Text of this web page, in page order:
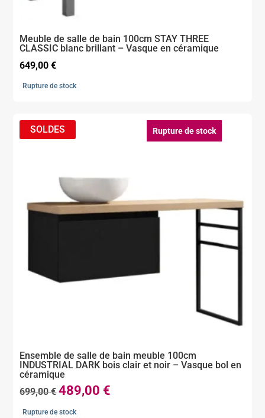
Meuble de salle de bain 100cm STAY THREE
CLASSIC blanc brillant – Vasque en céramique
649,00€
Rupture de stock
Rupture de stock
Ensemble de salle de bain meuble 100cm
INDUSTRIAL DARK bois clair et noir – Vasque bol en
céramique
699,00€Le
489,00 €
Rupture de stock